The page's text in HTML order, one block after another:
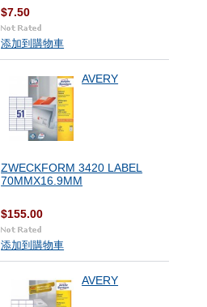
$7.50
添加到購物車
AVERY
ZWECKFORM 3420 LABEL
70MMX16.9MM
$155.00
添加到購物車
AVERY